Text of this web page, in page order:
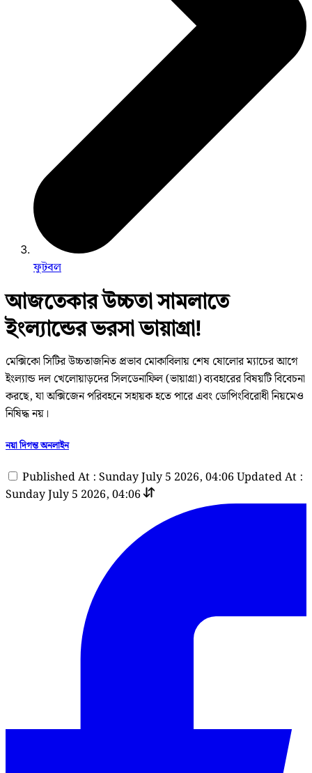
ফুটবল
আজতেকার উচ্চতা সামলাতে
ইংল্যান্ডের ভরসা ভায়াগ্রা!
মেক্সিকো সিটির উচ্চতাজনিত প্রভাব মোকাবিলায় শেষ ষোলোর ম্যাচের আগে
ইংল্যান্ড দল খেলোয়াড়দের সিলডেনাফিল (ভায়াগ্রা) ব্যবহারের বিষয়টি বিবেচনা
করছে, যা অক্সিজেন পরিবহনে সহায়ক হতে পারে এবং ডোপিংবিরোধী নিয়মেও
নিষিদ্ধ নয়।
নয়া দিগন্ত অনলাইন
Published At : Sunday July 5 2026, 04:06 Updated At :
Sunday July 5 2026, 04:06